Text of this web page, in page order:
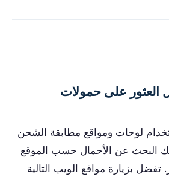
العثور على حمولات
لوحات ومواقع مطابقة الشحن
البحث عن الأحمال حسب الموقع
تفضل بزيارة مواقع الويب التالية